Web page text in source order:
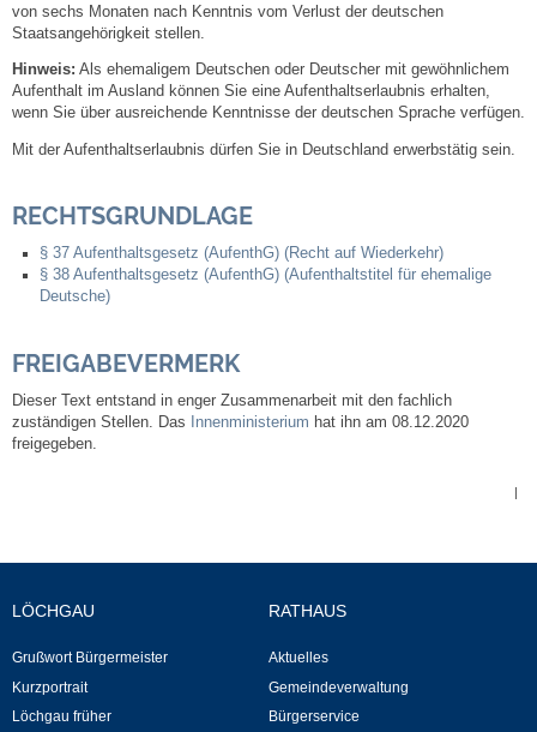
Rund um den Wein
Schlepper / Traktor
Rathaus
Aktuelles
Gemeindeverwaltung
Stellenangebote
Ortsrecht
von sechs Monaten nach Kenntnis vom Verlust der deutschen
Staatsangehörigkeit stellen.
Hinweis: Als ehemaligem Deutschen oder Deutscher mit gewöhnlichem
Aufenthalt im Ausland können Sie eine Aufenthaltserlaubnis erhalten,
wenn Sie über ausreichende Kenntnisse der deutschen Sprache verfügen.
Mit der Aufenthaltserlaubnis dürfen Sie in Deutschland erwerbstätig sein.
RECHTSGRUNDLAGE
§ 37 Aufenthaltsgesetz (AufenthG) (Recht auf Wiederkehr)
§ 38 Aufenthaltsgesetz (AufenthG) (Aufenthaltstitel für ehemalige
Deutsche)
FREIGABEVERMERK
Dieser Text entstand in enger Zusammenarbeit mit den fachlich
zuständigen Stellen. Das
Innenministerium hat ihn am 08.12.2020
freigegeben.
LÖCHGAU
Grußwort Bürgermeister
Kurzportrait
Löchgau früher
RATHAUS
Aktuelles
Gemeindeverwaltung
Bürgerservice